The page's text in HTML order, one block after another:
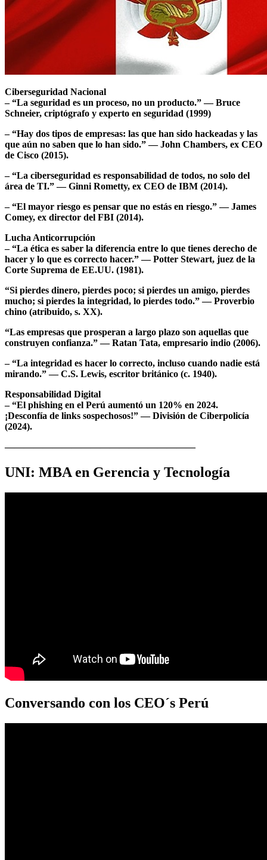
Ciberseguridad Nacional
– “La seguridad es un proceso, no un producto.” — Bruce
Schneier, criptógrafo y experto en seguridad (1999)
– “Hay dos tipos de empresas: las que han sido hackeadas y las
que aún no saben que lo han sido.” — John Chambers, ex CEO
de Cisco (2015).
– “La ciberseguridad es responsabilidad de todos, no solo del
área de TI.” — Ginni Rometty, ex CEO de IBM (2014).
– “El mayor riesgo es pensar que no estás en riesgo.” — James
Comey, ex director del FBI (2014).
Lucha Anticorrupción
– “La ética es saber la diferencia entre lo que tienes derecho de
hacer y lo que es correcto hacer.” — Potter Stewart, juez de la
Corte Suprema de EE.UU. (1981).
“Si pierdes dinero, pierdes poco; si pierdes un amigo, pierdes
mucho; si pierdes la integridad, lo pierdes todo.” — Proverbio
chino (atribuido, s. XX).
“Las empresas que prosperan a largo plazo son aquellas que
construyen confianza.” — Ratan Tata, empresario indio (2006).
– “La integridad es hacer lo correcto, incluso cuando nadie está
mirando.” — C.S. Lewis, escritor británico (c. 1940).
Responsabilidad Digital
– “El phishing en el Perú aumentó un 120% en 2024.
¡Desconfía de links sospechosos!” — División de Ciberpolicía
(2024).
————————————————————
UNI: MBA en Gerencia y Tecnología
Conversando con los CEO´s Perú